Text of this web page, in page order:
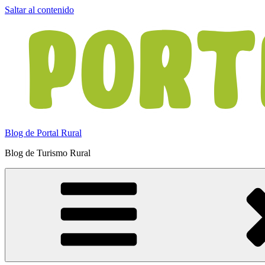
Saltar al contenido
Blog de Portal Rural
Blog de Turismo Rural